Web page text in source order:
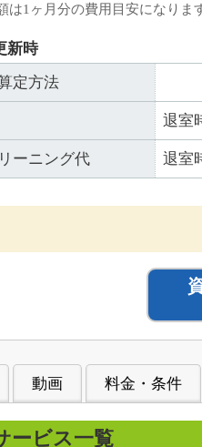
は1ヶ月分の費用目安になりま
新時
定方法
退室
ーニング代 退室
動画 料金・条件
ービス一覧